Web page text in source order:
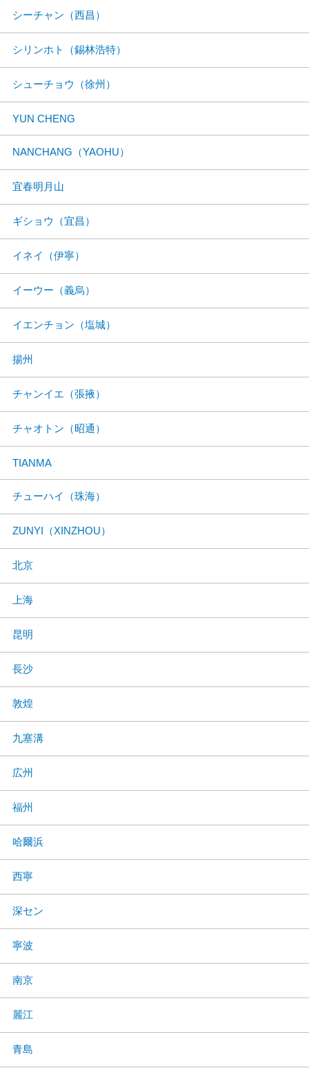
シーチャン（西昌）
シリンホト（錫林浩特）
シューチョウ（徐州）
YUN CHENG
NANCHANG（YAOHU）
宜春明月山
ギショウ（宜昌）
イネイ（伊寧）
イーウー（義烏）
イエンチョン（塩城）
揚州
チャンイエ（張掖）
チャオトン（昭通）
TIANMA
チューハイ（珠海）
ZUNYI（XINZHOU）
北京
上海
昆明
長沙
敦煌
九塞溝
広州
福州
哈爾浜
西寧
深セン
寧波
南京
麗江
青島